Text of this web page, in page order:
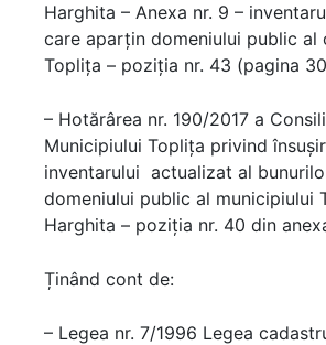
Harghita – Anexa nr. 9 –
care aparțin domeniului public al
Toplița – poziția nr. 43 (pagina
– Hotărârea nr. 190/2017 a
Municipiului Toplița privind
inventarului actualizat al
domeniului public al municipiului
Harghita – poziția nr. 40 din
Ținând cont de:
– Legea nr. 7/1996 Legea